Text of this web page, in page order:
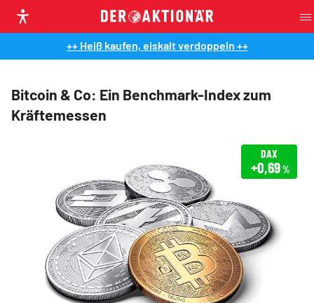
++ Heiß kaufen, eiskalt verdoppeln ++
Bitcoin & Co: Ein Benchmark-Index zum
Kräftemessen
DAX
+0,69%